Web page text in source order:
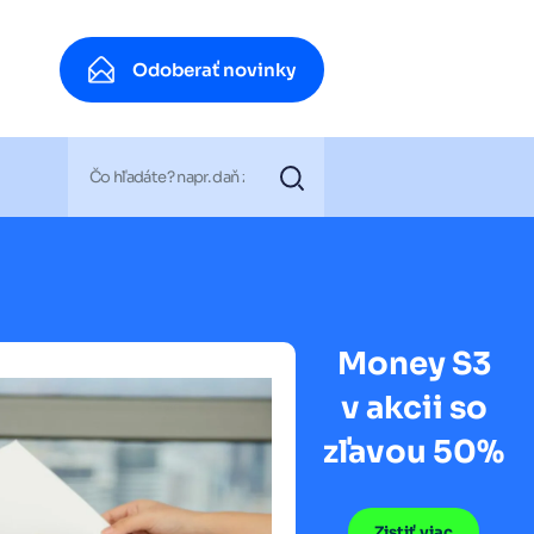
Odoberať novinky
Money S3
v akcii so
zľavou 50%